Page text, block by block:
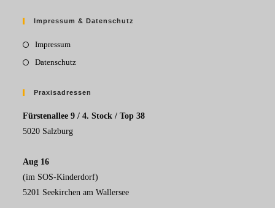
Impressum & Datenschutz
Impressum
Datenschutz
Praxisadressen
Fürstenallee 9 / 4. Stock / Top 38
5020 Salzburg
Aug 16
(im SOS-Kinderdorf)
5201 Seekirchen am Wallersee